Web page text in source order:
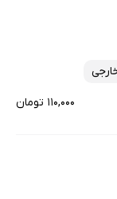
۱۱۰,۰۰۰ تومان